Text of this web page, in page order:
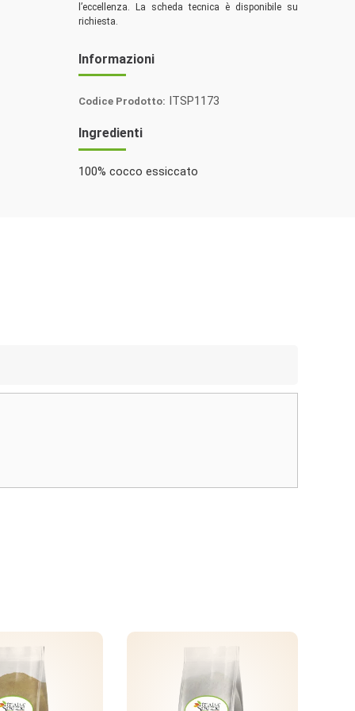
l’eccellenza. La scheda tecnica è disponibile su
richiesta.
Informazioni
Codice Prodotto: ITSP1173
Spezie
Ingredienti
100% cocco essiccato